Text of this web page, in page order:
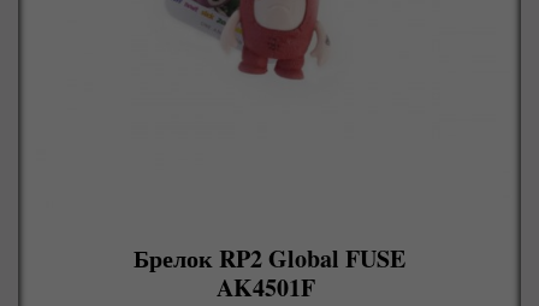
Брелок RP2 Global FUSE
AK4501F